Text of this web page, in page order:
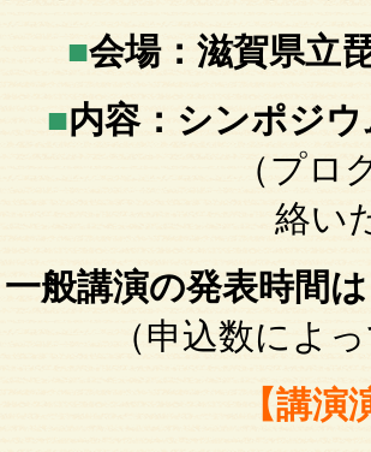
■会場：滋賀県立
■内容：シン
（プログラム
絡い
一般講演の発表時間
（申込数によ
【講